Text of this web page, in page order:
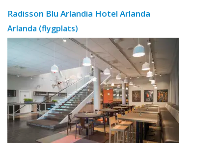
Radisson Blu Arlandia Hotel Arlanda
Arlanda (flygplats)